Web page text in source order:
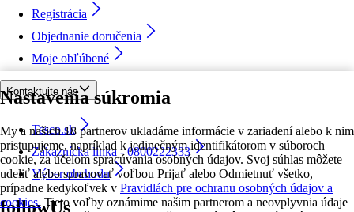
Nastavenia súkromia
My a našich 18 partnerov ukladáme informácie v zariadení alebo k nim
pristupujeme, napríklad k jedinečným identifikátorom v súboroch
cookie, za účelom spracúvania osobných údajov. Svoj súhlas môžete
udeliť alebo spravovať voľbou Prijať alebo Odmietnuť všetko,
prípadne kedykoľvek v Pravidlách pre ochranu osobných údajov a
cookies. Tieto voľby oznámime našim partnerom a neovplyvnia údaje
Registrácia
Objednanie doručenia
Moje obľúbené
Kontaktujte nás
Tesco.sk
Zákaznícka linka - 0800222333
Výber obchodu
followUs